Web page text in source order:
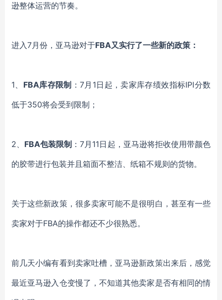
逊整体运营的节奏。
进入7月份，亚马逊对于FBA又实行了一些新的政策：
1、 FBA库存限制 ：7月1日起，卖家库存绩效指标IPI分数
低于350将会受到限制；
2、 FBA包装限制 ：7月11日起，亚马逊将拒收使用带颜色
的胶带进行包装并且箱面不整洁、纸箱不规则的货物。
关于这些新政策，很多卖家可能不是很明白，甚至有一些
卖家对于FBA的操作都还不少很熟悉。
前几天小编有看到卖家吐槽，亚马逊新政策出来后，感觉
最近亚马逊入仓变慢了，不知道其他卖家是否有相同的情